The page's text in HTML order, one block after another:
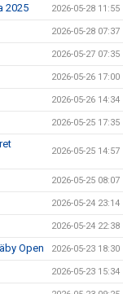
2025 2026-05-28 11:55
2026-05-28 07:37
2026-05-27 07:35
2026-05-26 17:00
2026-05-26 14:34
2026-05-25 17:35
2026-05-25 14:57
2026-05-25 08:07
2026-05-24 23:14
2026-05-24 22:38
Open 2026-05-23 18:30
2026-05-23 15:34